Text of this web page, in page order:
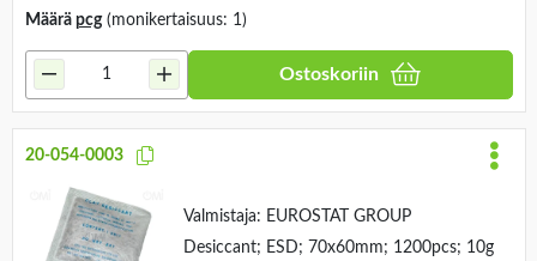
Määrä pcg(monikertaisuus: 1)
Ostoskoriin
20-054-0003
Valmistaja: EUROSTAT GROUP
Desiccant; ESD; 70x60mm; 1200pcs; 10g